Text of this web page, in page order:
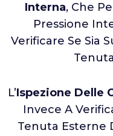
Interna, Che
Pressione
Verificare Se Sia
L’Ispezione Delle
Invece A
Tenuta Esterne